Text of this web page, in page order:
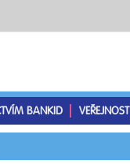
BANKID VEŘEJNOST